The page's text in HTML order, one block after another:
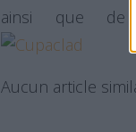
ainsi que de
Aucun article